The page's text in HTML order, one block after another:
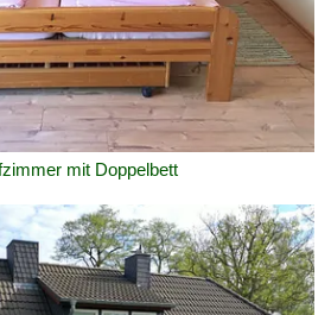
mit Doppelbett